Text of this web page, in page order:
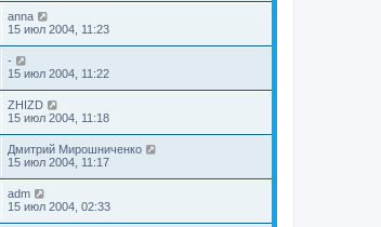
anna
15 июл 2004, 11:23
-
15 июл 2004, 11:22
ZHIZD
15 июл 2004, 11:18
Дмитрий Мирошниченко
15 июл 2004, 11:17
adm
15 июл 2004, 02:33